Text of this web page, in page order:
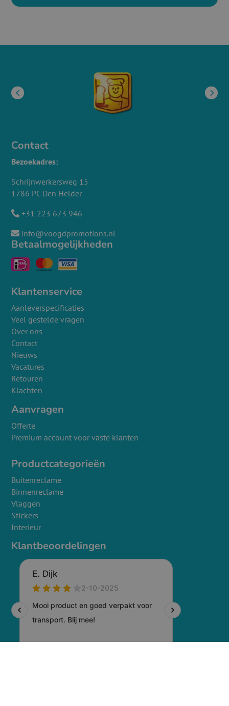
Contact
Bezoekadres:
Schrijnwerkersweg 15
1786 PC Den Helder
+31 223 673 946
info@voogdpromotions.nl
Betaalmogelijkheden
Klantenservice
Aanleverspecificaties
Veel gestelde vragen
Over ons
Contact
Nieuws
Vacatures
Retouren
Klachten
Aanvragen
Offerte
Premium account voor vaste klanten
Productcategorieën
Buitenreclame
Binnenreclame
Vlaggen
Stickers
Interieur
Klantbeoordelingen